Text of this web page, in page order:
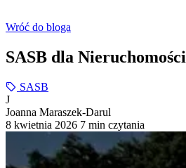
Wróć do bloga
SASB dla Nieruchomości
SASB
J
Joanna Maraszek-Darul
8 kwietnia 2026 7 min czytania